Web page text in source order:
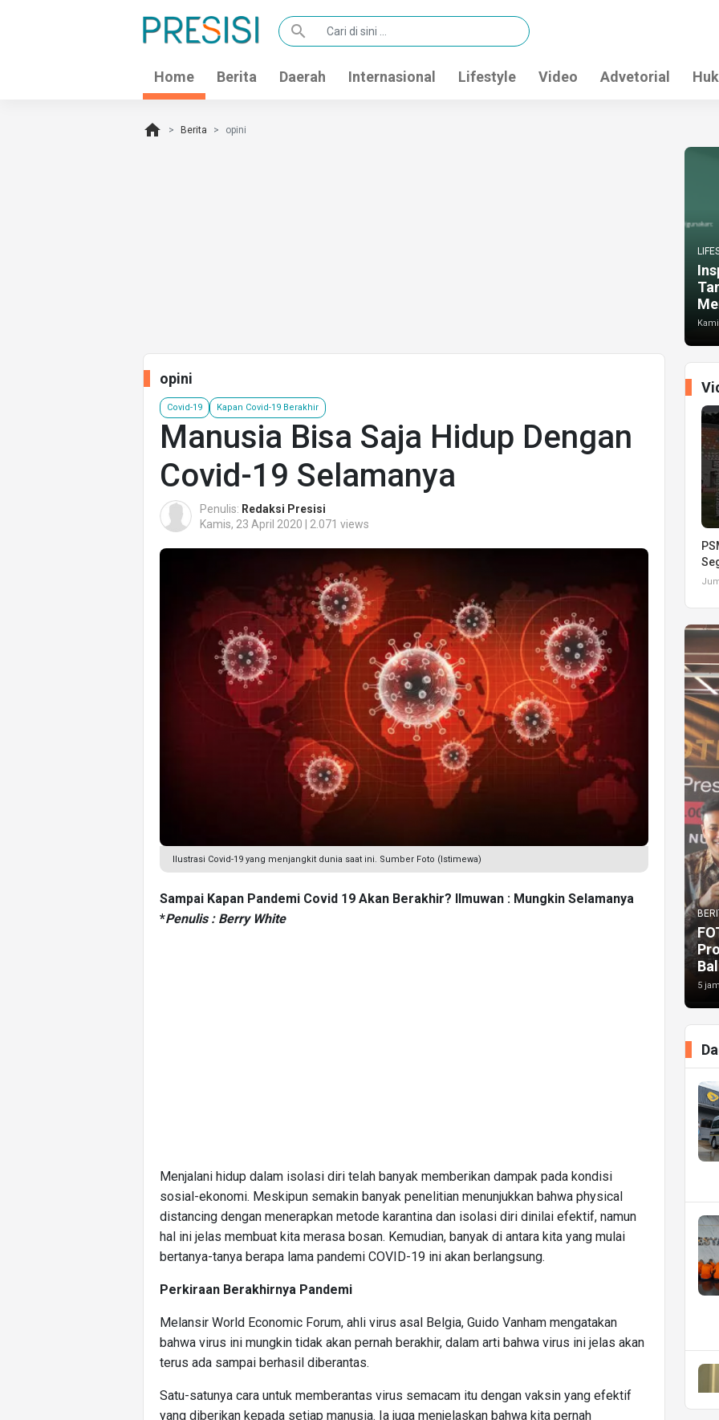
search
Home Berita Daerah Internasional Lifestyle Video Advetorial
home Berita opini
opini
Covid-19 Kapan Covid-19 Berakhir
Manusia Bisa Saja Hidup Dengan
Covid-19 Selamanya
Penulis: Redaksi Presisi
Kamis, 23 April 2020 | 2.071 views
Ilustrasi Covid-19 yang menjangkit dunia saat ini. Sumber Foto (Istimewa)
Sampai Kapan Pandemi Covid 19 Akan Berakhir? Ilmuwan : Mungkin Selamanya
*Penulis : Berry White
Menjalani hidup dalam isolasi diri telah banyak memberikan dampak pada kondisi
sosial-ekonomi. Meskipun semakin banyak penelitian menunjukkan bahwa physical
distancing dengan menerapkan metode karantina dan isolasi diri dinilai efektif, namun
hal ini jelas membuat kita merasa bosan. Kemudian, banyak di antara kita yang mulai
bertanya-tanya berapa lama pandemi COVID-19 ini akan berlangsung.
Perkiraan Berakhirnya Pandemi
Melansir World Economic Forum, ahli virus asal Belgia, Guido Vanham mengatakan
bahwa virus ini mungkin tidak akan pernah berakhir, dalam arti bahwa virus ini jelas akan
terus ada sampai berhasil diberantas.
Satu-satunya cara untuk memberantas virus semacam itu dengan vaksin yang efektif
yang diberikan kepada setiap manusia. Ia juga menjelaskan bahwa kita pernah
5